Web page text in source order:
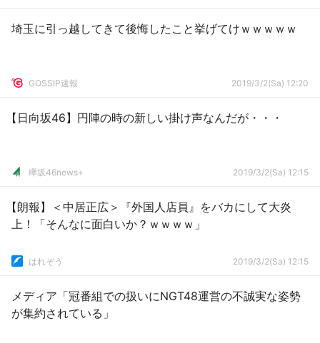
埼玉に引っ越してきて後悔したこと挙げてけｗｗｗｗｗ
GOSSIP速報 2019/3/2(Sa) 12:20
【日向坂46】円陣の時の新しい掛け声なんだが・・・
欅坂46news+ 2019/3/2(Sa) 12:15
【朗報】＜中居正広＞『外国人店員』をバカにして大炎
上！「そんなに面白いか？ｗｗｗｗ」
はれぞう 2019/3/2(Sa) 12:15
メディア「冠番組での扱いにNGT48運営の不誠実な姿勢
が集約されている」